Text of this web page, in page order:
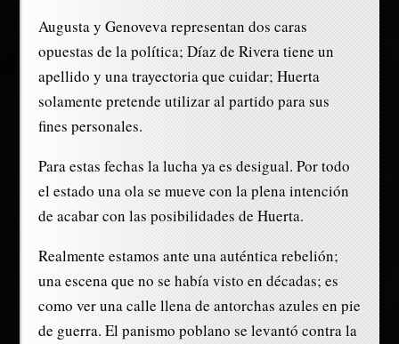
Augusta y Genoveva representan dos caras
opuestas de la política; Díaz de Rivera tiene un
apellido y una trayectoria que cuidar; Huerta
solamente pretende utilizar al partido para sus
fines personales.
Para estas fechas la lucha ya es desigual. Por todo
el estado una ola se mueve con la plena intención
de acabar con las posibilidades de Huerta.
Realmente estamos ante una auténtica rebelión;
una escena que no se había visto en décadas; es
como ver una calle llena de antorchas azules en pie
de guerra. El panismo poblano se levantó contra la